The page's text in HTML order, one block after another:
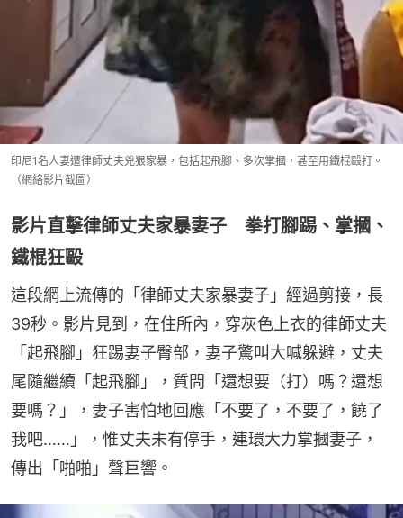
印尼1名人妻遭律師丈夫兇狠家暴，包括起飛腳、多次掌摑，甚至用鐵棍毆打。
（網絡影片截圖）
影片直擊律師丈夫家暴妻子 拳打腳踢、掌摑、
鐵棍狂毆
這段網上流傳的「律師丈夫家暴妻子」經過剪接，長
39秒。影片見到，在住所內，穿灰色上衣的律師丈夫
「起飛腳」狂踢妻子臀部，妻子驚叫大喊躲避，丈夫
尾隨繼續「起飛腳」，質問「還想要（打）嗎？還想
要嗎？」，妻子害怕地回應「不要了，不要了，饒了
我吧……」，惟丈夫未有停手，連環大力掌摑妻子，
傳出「啪啪」聲巨響。